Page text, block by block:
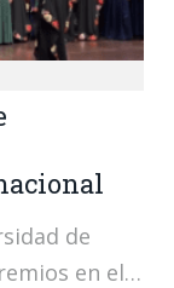
de
en el…